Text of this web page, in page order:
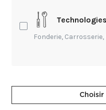
La région Île-de-
accompagner les
Zéro déchet et
Fonderie,
Choisir